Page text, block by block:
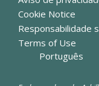
Cookie Notice
Responsabilidade
Terms of Use
Português